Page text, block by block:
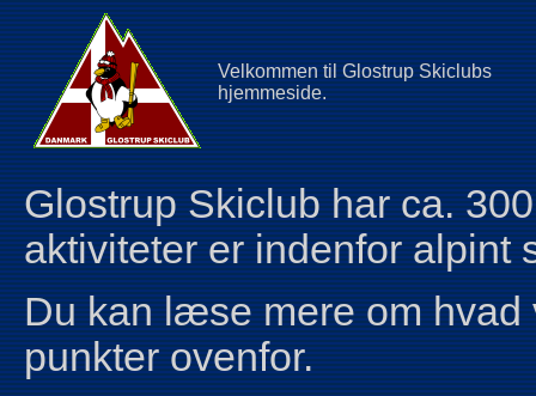
Velkommen til Glostrup Skiclubs
hjemmeside.
Glostrup Skiclub har ca.
aktiviteter er indenfor alpint
Du kan læse mere om hvad
punkter ovenfor.